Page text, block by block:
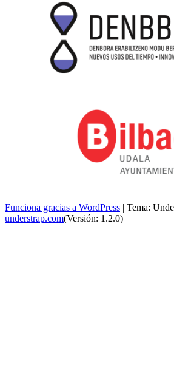
Funciona gracias a WordPress | Tema:
understrap.com(Versión: 1.2.0)